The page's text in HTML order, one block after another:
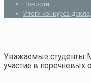
Новости
Итоги конкурса
Уважаемые студенты
участие в перечневых